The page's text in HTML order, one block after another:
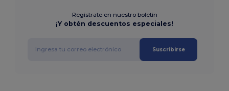
Regístrate en nuestro boletín
¡Y obtén descuentos especiales!
Suscribirse